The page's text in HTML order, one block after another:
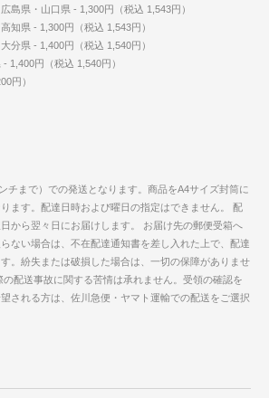
島県・山口県 - 1,300円（税込 1,543円）
知県 - 1,300円（税込 1,543円）
分県 - 1,400円（税込 1,540円）
1,400円（税込 1,540円）
円）
チまで）での発送となります。商品をA4サイズ封筒に
ます。配達日時および曜日の指定はできません。 配
から翌々日にお届けします。 お届け先の郵便受箱へ
ない場合は、不在配達通知書を差し入れた上で、配達
。紛失または破損した場合は、一切の保障がありませ
配送事故に関する苦情は承れません。受領の確認を
される方は、佐川急便・ヤマト運輸での配送をご選択